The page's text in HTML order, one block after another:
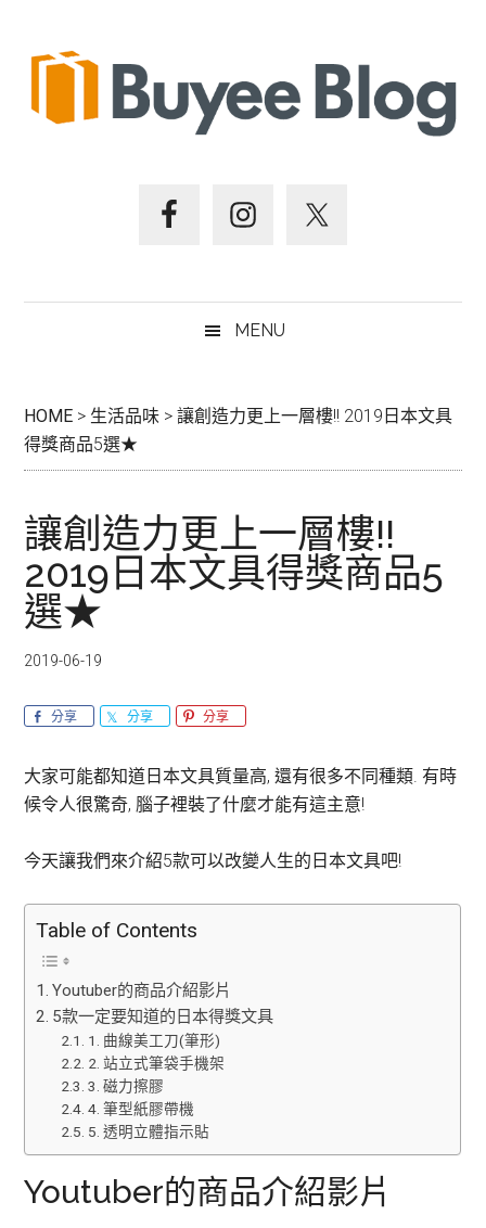
secondary
MENU
HOME > 生活品味 >讓創造力更上一層樓!! 2019日本文具
得獎商品5選★
讓創造力更上一層樓!!
2019日本文具得獎商品5
選★
2019-06-19
分享 分享 分享
大家可能都知道日本文具質量高, 還有很多不同種類. 有時
候令人很驚奇, 腦子裡裝了什麼才能有這主意!
今天讓我們來介紹5款可以改變人生的日本文具吧!
Table of Contents
Youtuber的商品介紹影片
5款一定要知道的日本得獎文具
1. 曲線美工刀(筆形)
2. 站立式筆袋手機架
3. 磁力擦膠
4. 筆型紙膠帶機
5. 透明立體指示貼
Youtuber的商品介紹影片